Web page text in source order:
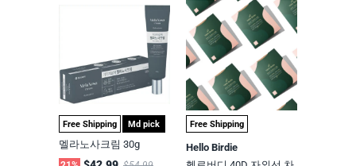
Free Shipping Md pick
멜라노사크림 30g
Free Shipping
Hello Birdie